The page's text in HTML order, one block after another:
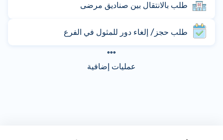
طلب بالانتقال بين صناديق مرضى
طلب حجز/ إلغاء دور للمثول في الفرع
عمليات إضافية